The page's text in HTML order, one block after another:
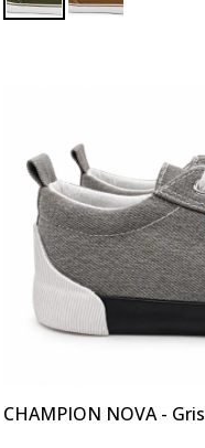
CHAMPION NOVA - Gris